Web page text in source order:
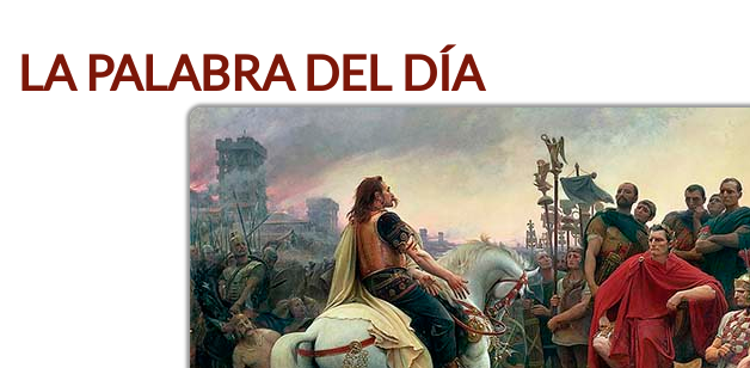
LA PALABRA DEL DÍA